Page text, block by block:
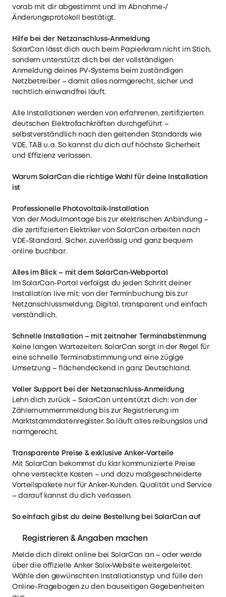
vorab mit dir abgestimmt und im Abnahme-/
Änderungsprotokoll bestätigt.
Hilfe bei der Netzanschluss-Anmeldung
SolarCan lässt dich auch beim Papierkram nicht im Stich,
sondern unterstützt dich bei der vollständigen
Anmeldung deines PV-Systems beim zuständigen
Netzbetreiber – damit alles normgerecht, sicher und
rechtlich einwandfrei läuft.
Alle Installationen werden von erfahrenen, zertifizierten
deutschen Elektrofachkräften durchgeführt –
selbstverständlich nach den geltenden Standards wie
VDE, TAB u. a. So kannst du dich auf höchste Sicherheit
und Effizienz verlassen.
Warum SolarCan die richtige Wahl für deine Installation
ist
Professionelle Photovoltaik-Installation
Von der Modulmontage bis zur elektrischen Anbindung –
die zertifizierten Elektriker von SolarCan arbeiten nach
VDE-Standard. Sicher, zuverlässig und ganz bequem
online buchbar.
Alles im Blick – mit dem SolarCan-Webportal
Im SolarCan-Portal verfolgst du jeden Schritt deiner
Installation live mit: von der Terminbuchung bis zur
Netzanschlussmeldung. Digital, transparent und einfach
verständlich.
Schnelle Installation – mit zeitnaher Terminabstimmung
Keine langen Wartezeiten: SolarCan sorgt in der Regel für
eine schnelle Terminabstimmung und eine zügige
Umsetzung – flächendeckend in ganz Deutschland.
Voller Support bei der Netzanschluss-Anmeldung
Lehn dich zurück – SolarCan unterstützt dich: von der
Zählernummernmeldung bis zur Registrierung im
Marktstammdatenregister. So läuft alles reibungslos und
normgerecht.
Transparente Preise & exklusive Anker-Vorteile
Mit SolarCan bekommst du klar kommunizierte Preise
ohne versteckte Kosten – und dazu maßgeschneiderte
Vorteilspakete nur für Anker-Kunden. Qualität und Service
– darauf kannst du dich verlassen.
So einfach gibst du deine Bestellung bei SolarCan auf
Registrieren & Angaben machen
Melde dich direkt online bei SolarCan an – oder werde
über die offizielle Anker Solix-Website weitergeleitet.
Wähle den gewünschten Installationstyp und fülle den
Online-Fragebogen zu den bauseitigen Gegebenheiten